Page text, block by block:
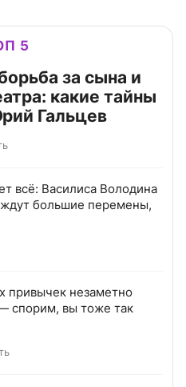
5
за сына и
какие тайны
Гальцев
всё: Василиса Володина
ждут большие перемены,
привычек незаметно
спорим, вы тоже так